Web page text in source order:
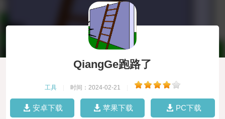
QiangGe跑路了
工具 时间：2024-02-21
安卓下载 苹果下载 PC下载